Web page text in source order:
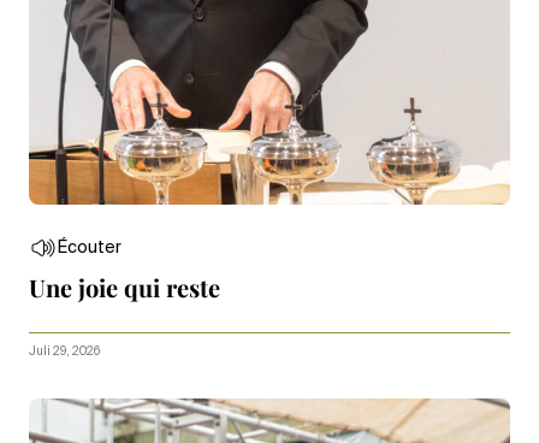
Écouter
Une joie qui reste
Juli 29, 2026